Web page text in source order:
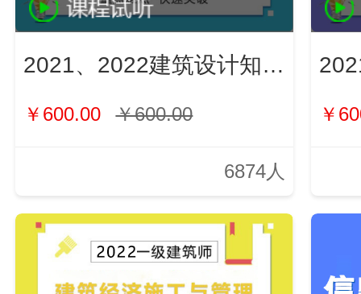
2021、2022建筑设计知识（新）
￥600.00 ￥600.00
6874人
￥